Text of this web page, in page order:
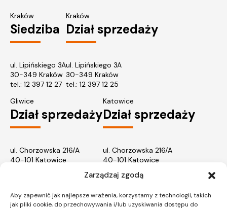
Zarządzaj zgodą
Aby zapewnić jak najlepsze wrażenia, korzystamy z technologii, takich
jak pliki cookie, do przechowywania i/lub uzyskiwania dostępu do
Kraków
Siedziba
ul. Lipińskiego 3A
30-349 Kraków
tel.: 12 397 12 27
Kraków
Dział sprzedaży
ul. Lipińskiego 3A
30-349 Kraków
tel.: 12 397 12 25
Gliwice
Dział sprzedaży
ul. Chorzowska 216/A
40-101 Katowice
Katowice
Dział sprzedaży
ul. Chorzowska 216/A
40-101 Katowice
Dział sprzedaży